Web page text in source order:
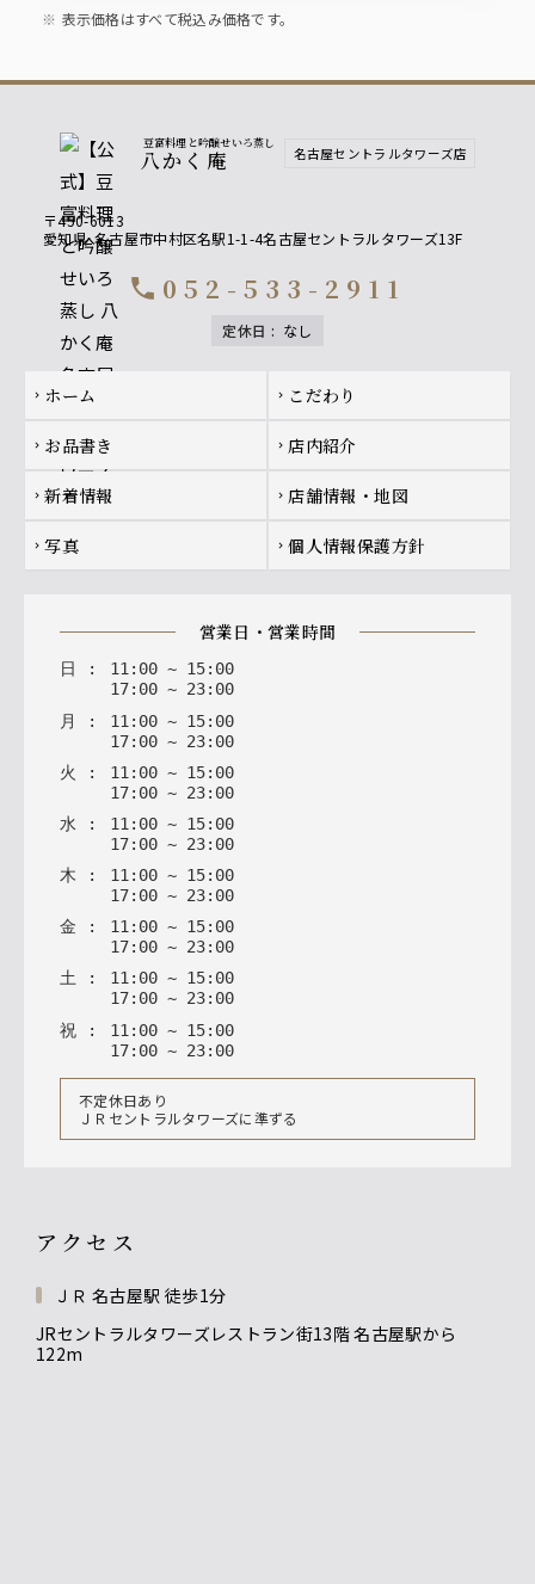
表示価格はすべて税込み価格です。
豆富料理と吟醸せいろ蒸し
八かく庵 名古屋セントラルタワーズ店
〒450-6013
愛知県 名古屋市中村区名駅1-1-4名古屋セントラルタワーズ13F
call 052-533-2911
定休日 : なし
Footer navigation
chevron_right ホーム chevron_right こだわり
chevron_right お品書き chevron_right 店内紹介
chevron_right 新着情報 chevron_right 店舗情報・地図
chevron_right 写真 chevron_right 個人情報保護方針
営業日・営業時間
日 : 11: 00 ~ 15: 00
17: 00 ~ 23: 00
月
: 11 : 00 ~ 15: 00
17: 00 ~ 23: 00
火
: 11 : 00 ~ 15: 00
17: 00 ~ 23: 00
水 : 11 : 00 ~ 15: 00
17: 00 ~ 23: 00
木 : 11 : 00 ~ 15: 00
17: 00 ~ 23: 00
金 : 11: 00 ~ 15: 00
17: 00 ~ 23: 00
土 : 11: 00 ~ 15: 00
17: 00 ~ 23: 00
祝 : 11 : 00 ~ 15: 00
17: 00 ~ 23: 00
不定休日あり
ＪＲセントラルタワーズに準ずる
アクセス
ＪＲ 名古屋駅 徒歩1分
JRセントラルタワーズレストラン街13階 名古屋駅から
122m